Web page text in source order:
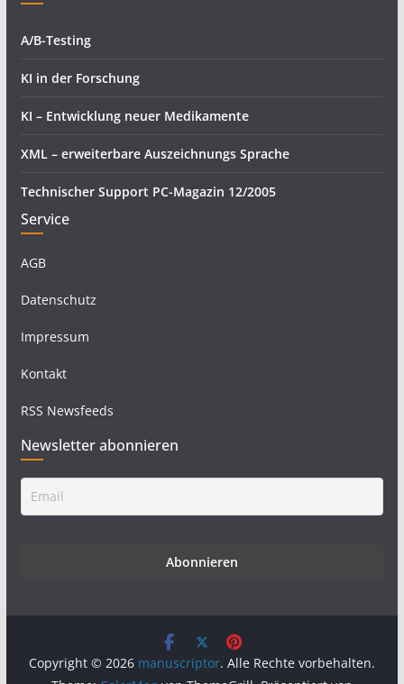
A/B-Testing
KI in der Forschung
KI – Entwicklung neuer Medikamente
XML – erweiterbare Auszeichnungs Sprache
Technischer Support PC-Magazin 12/2005
Service
AGB
Datenschutz
Impressum
Kontakt
RSS Newsfeeds
Newsletter abonnieren
Copyright © 2026 manuscriptor. Alle Rechte vorbehalten.